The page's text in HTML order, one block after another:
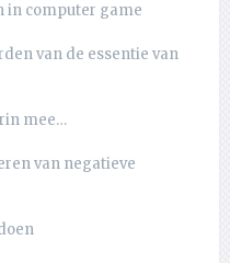
in computer game
van de essentie van
mee…
van negatieve